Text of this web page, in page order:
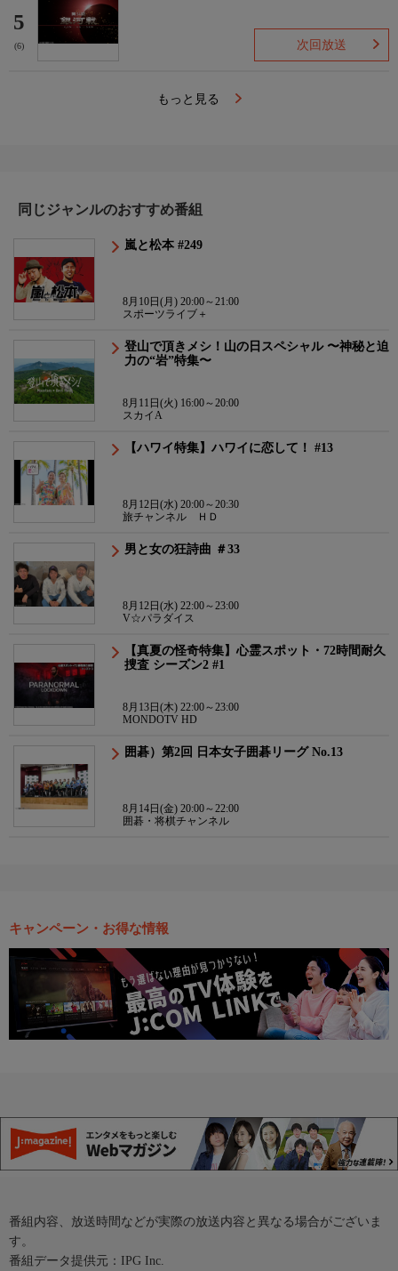
5
(6) 次回放送
もっと見る
同じジャンルのおすすめ番組
嵐と松本 #249
8月10日(月) 20:00～21:00
スポーツライブ＋
登山で頂きメシ！山の日スペシャル 〜神秘と迫
力の“岩”特集〜
8月11日(火) 16:00～20:00
スカイA
【ハワイ特集】ハワイに恋して！ #13
8月12日(水) 20:00～20:30
旅チャンネル ＨＤ
男と女の狂詩曲 ＃33
8月12日(水) 22:00～23:00
V☆パラダイス
【真夏の怪奇特集】心霊スポット・72時間耐久
捜査 シーズン2 #1
8月13日(木) 22:00～23:00
MONDOTV HD
囲碁）第2回 日本女子囲碁リーグ No.13
8月14日(金) 20:00～22:00
囲碁・将棋チャンネル
キャンペーン・お得な情報
番組内容、放送時間などが実際の放送内容と異なる場合がございま
す。
番組データ提供元：IPG Inc.